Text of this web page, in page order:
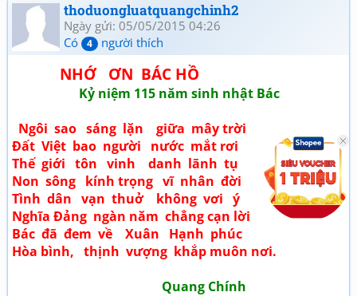
thoduongluatquangchinh2
Ngày gửi: 05/05/2015 04:26
Có
4 người thích
NHỚ ƠN BÁC HỒ
Kỷ niệm 115 năm sinh nhật Bác
Ngôi sao sáng lặn giữa mây trời
Đất Việt bao người nước mắt rơi
Thế giới tôn vinh danh lãnh tụ
Non sông kính trọng vĩ nhân đời
Tình dân vạn thuở không vơi ý
Nghĩa Đảng ngàn năm chẳng cạn lời
Bác đã đem về Xuân Hạnh phúc
Hòa bình, thịnh vượng khắp muôn nơi.
Quang Chính